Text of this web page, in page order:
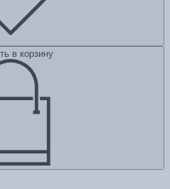
в корзину